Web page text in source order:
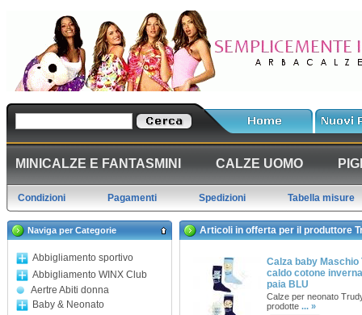
MINICALZE E FANTASMINI CALZE UOMO
Condizioni Pagamenti Spedizioni Tabella misure
Naviga per Categorie
Abbigliamento sportivo
Abbigliamento WINX Club
Aertre Abiti donna
Baby & Neonato
Articoli in offerta per il produttore
Calza baby Maschio
caldo cotone
paia BLU
Calze per neonato
prodotte ... »